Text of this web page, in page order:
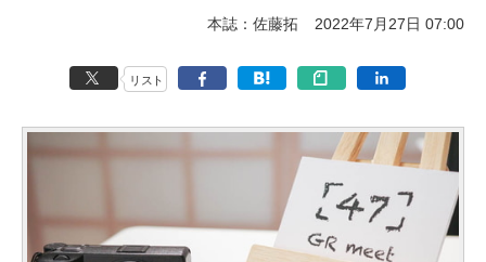
本誌：佐藤拓 2022年7月27日 07:00
リスト